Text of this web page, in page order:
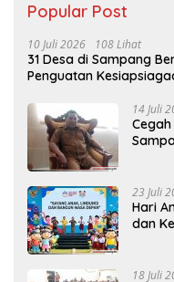
Popular Post
10 Juli 2026 108 Lihat
31 Desa di Sampang
Penguatan
14 Juli
Cegah
23 Juli
Hari
dan
18 Juli